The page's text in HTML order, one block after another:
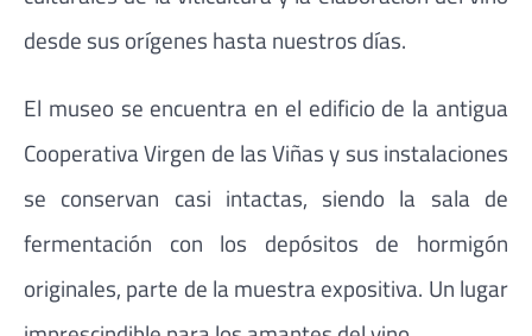
desde sus orígenes hasta nuestros días.
El museo se encuentra en el edificio de la antigua
Cooperativa Virgen de las Viñas y sus instalaciones
se conservan casi intactas, siendo la sala de
fermentación con los depósitos de hormigón
originales, parte de la muestra expositiva. Un lugar